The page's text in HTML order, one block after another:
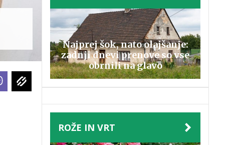
Najprej šok, nato olajšanje:
zadnji dnevi prenove so vse
obrnili na glavo
ROŽE IN VRT